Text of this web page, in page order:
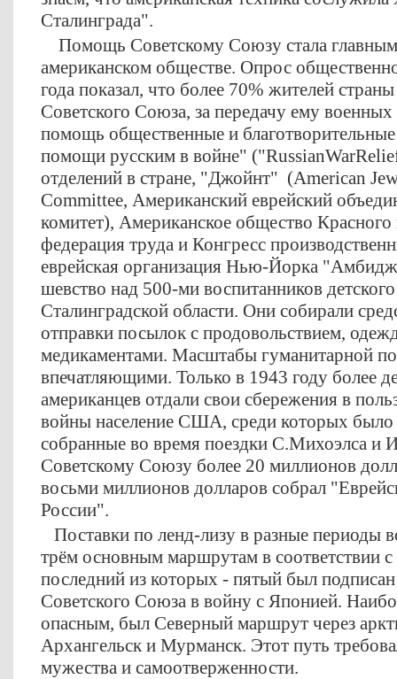
Сталинграда".
Помощь Советскому Союзу стала главным
американском обществе. Опрос
года показал, что более 70% жителей
Советского Союза, за передачу ему
помощь общественные и
помощи русским в войне"
отделений в стране, "Джойнт" (American
Committee, Американский еврейский
комитет), Американское общество Красного
федерация труда и Конгресс
еврейская организация Нью-Йорка
шевство над 500-ми воспитанников
Сталинградской области. Они собирали
отправки посылок с продовольствием,
медикаментами. Масштабы гуманитарной
впечатляющими. Только в 1943 году более
американцев отдали свои сбережения в
войны население США, среди которых было
собранные во время поездки С.Михоэлса и
Советскому Союзу более 20 миллионов
восьми миллионов долларов собрал
России".
Поставки по ленд-лизу в разные периоды
трём основным маршрутам в соответствии
последний из которых - пятый был
Советского Союза в войну с Японией.
опасным, был Северный маршрут через
Архангельск и Мурманск. Этот путь
мужества и самоотверженности.